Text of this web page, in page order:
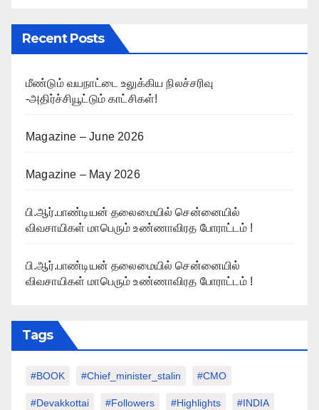
Recent Posts
மீண்டும் வயநாட்டை உலுக்கிய நிலச்சரிவு
-அதிர்ச்சியூட்டும் காட்சிகள்!
Magazine – June 2026
Magazine – May 2026
பி.ஆர்.பாண்டியன் தலைமையில் சென்னையில்
விவசாயிகள் மாபெரும் உண்ணாவிரத போராட்டம் !
பி.ஆர்.பாண்டியன் தலைமையில் சென்னையில்
விவசாயிகள் மாபெரும் உண்ணாவிரத போராட்டம் !
Tags
#BOOK #chief_minister_stalin #CMO
#devakkottai #followers #highlights #INDIA